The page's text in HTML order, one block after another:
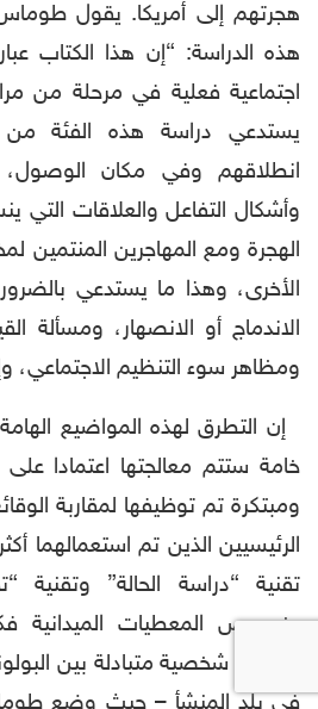
هجرتهم إلى أمريكا. يقول
هذه الدراسة: “إن هذا الكتاب
اجتماعية فعلية في مرحلة من
يستدعي دراسة هذه الفئة من
انطلاقهم وفي مكان
وأشكال التفاعل والعلاقات التي
الهجرة ومع المهاجرين المنتمين
الأخرى، وهذا ما يستدعي
الاندماج أو الانصهار، ومسألة
ومظاهر سوء التنظيم الاجتماعي،
إن التطرق لهذه المواضيع
خامة ستتم معالجتها اعتمادا
ومبتكرة تم توظيفها لمقاربة
الرئيسيين الذين تم استعمالهما
تقنية “دراسة الحالة” وتقنية
بخصوص المعطيات الميدانية
ورسائل شخصية متبادلة بين